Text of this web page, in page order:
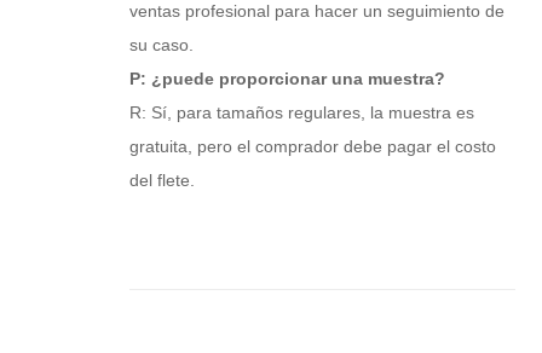
ventas profesional para hacer un seguimiento de
su caso.
P: ¿puede proporcionar una muestra?
R: Sí, para tamaños regulares, la muestra es
gratuita, pero el comprador debe pagar el costo
del flete.